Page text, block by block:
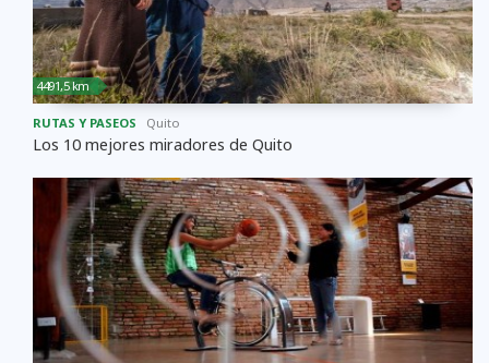
4491,5 km
RUTAS Y PASEOS Quito
Los 10 mejores miradores de Quito